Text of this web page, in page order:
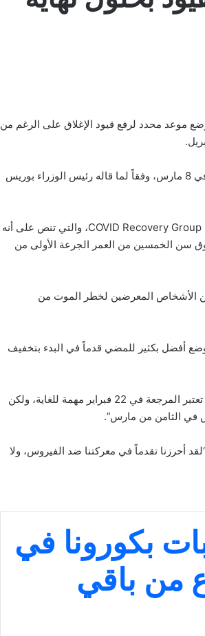
موعد محدد لرفع قيود الإغلاق على الرغم من
أشار راب إلى إن الخطة تهدف إلى تخفيف القيود مع عودة المدارس في 8 مارس، وفقاً لما قاله رئيس الوزراء بوريس
أكثر من 60 نائباً محافظاً أيدوا رسالة تلقاها رئيس الوزراء من مجموعة COVID Recovery Group، والتي تنص على أنه
سن الخمسين من العمر الجرعة الأولى من
“الخطة هي إعطاء الجرعة الأولى من اللقاح لـ 99% من الأشخاص المعرضين لخطر الموت من
أفضل بكثير للمضي قدماً في البدء بتخفيف
وتابع: “لا أعتقد أنه بإمكاننا تحديد موعد محدد لرفع القيود، لهذا السبب تعتبر المرجعة في 22 فبراير مهمة للغاية، ولكن
في الثامن من مارس”.
أحرزنا تقدماً في معركتنا ضد الفيروس، ولا
بكورونا في
من باقي